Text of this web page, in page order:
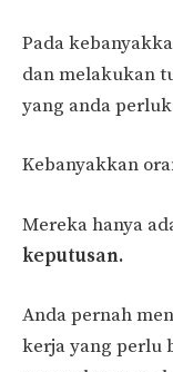
Pada
dan melakukan
yang anda
Kebanyakkan
Mereka hanya
keputusan.
Anda pernah
kerja yang perlu